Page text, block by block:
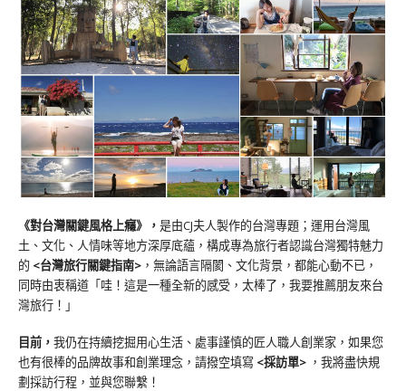
《對台灣關鍵風格上癮》 ， 是由CJ夫人製作的台灣專題；運用台灣風
土、文化、人情味等地方深厚底蘊，構成專為旅行者認識台灣獨特魅力
的 <台灣旅行關鍵指南> ，無論語言隔閡、文化背景，都能心動不已，
同時由衷稱道「哇！這是一種全新的感受，太棒了，我要推薦朋友來台
灣旅行！」
目前， 我仍在持續挖掘用心生活、處事謹慎的匠人職人創業家，如果您
也有很棒的品牌故事和創業理念，請撥空填寫 <採訪單> ，我將盡快規
劃採訪行程，並與您聯繫！